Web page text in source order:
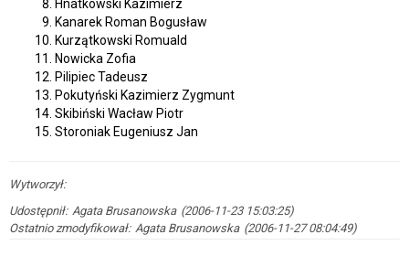
Struktura
Urzędu
Regulamin
Organizacyjny
Urzędu
osób
niedosłyszących
gminy
Raport
o
stanie
Hnatkowski Kazimierz
Kanarek Roman Bogusław
Kurzątkowski Romuald
Nowicka Zofia
Pilipiec Tadeusz
Pokutyński Kazimierz Zygmunt
Skibiński Wacław Piotr
Storoniak Eugeniusz Jan
Wytworzył:
Udostępnił: Agata Brusanowska (2006-11-23 15:03:25)
Ostatnio zmodyfikował: Agata Brusanowska (2006-11-27 08:04:49)